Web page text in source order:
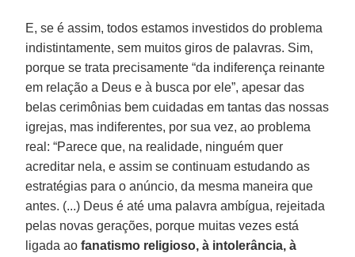
E, se é assim, todos estamos investidos do problema
indistintamente, sem muitos giros de palavras. Sim,
porque se trata precisamente “da indiferença reinante
em relação a Deus e à busca por ele”, apesar das
belas cerimônias bem cuidadas em tantas das nossas
igrejas, mas indiferentes, por sua vez, ao problema
real: “Parece que, na realidade, ninguém quer
acreditar nela, e assim se continuam estudando as
estratégias para o anúncio, da mesma maneira que
antes. (...) Deus é até uma palavra ambígua, rejeitada
pelas novas gerações, porque muitas vezes está
ligada aofanatismo religioso, à intolerância, à